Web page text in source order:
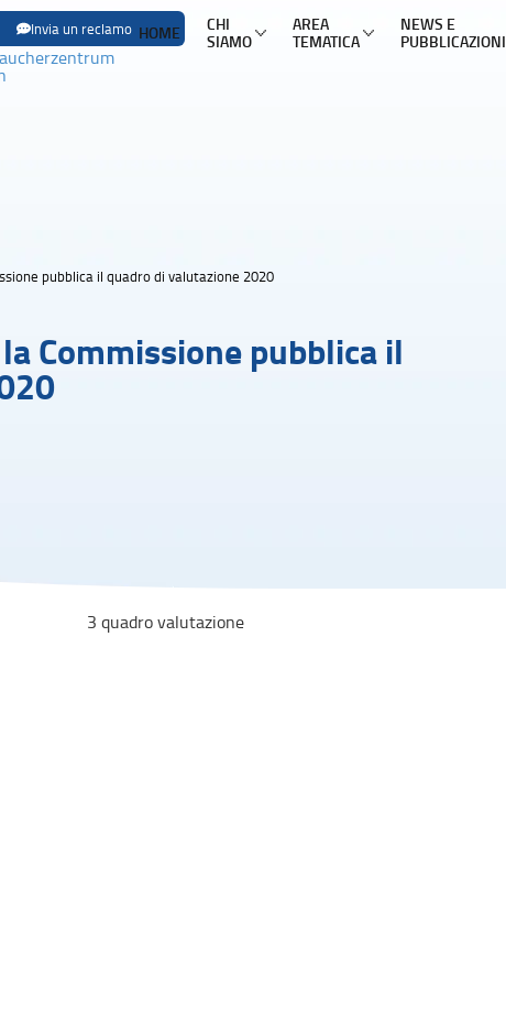
Invia un reclamo HOME CHI
SIAMO
AREA
TEMATICA
Trasporto via mare
NEWS E
PUBBLICAZIONI
pubblica il quadro di valutazione 2020
Commissione pubblica il